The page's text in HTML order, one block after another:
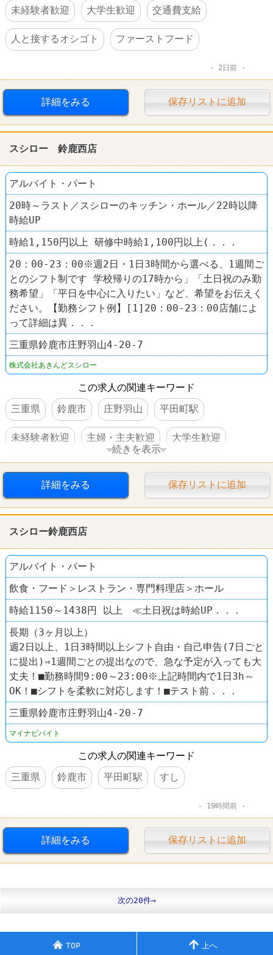
未経験者歓迎
大学生歓迎 交通費支給
人と接するオシゴト ファーストフード
2日前
詳細をみる 保存リストに追加
スシロー 鈴鹿西店
アルバイト・パート
20時～ラスト／スシローのキッチン・ホール／22時以降
時給UP
時給1,150円以上 研修中時給1,100円以上(．．．
20：00-23：00※週2日・1日3時間から選べる、1週間ご
とのシフト制です 学校帰りの17時から」「土日祝のみ勤
務希望」「平日を中心に入りたい」など、希望をお伝えく
ださい。【勤務シフト例】[1]20：00-23：00店舗によ
って詳細は異．．．
三重県鈴鹿市庄野羽山4-20-7
株式会社あきんどスシロー
この求人の関連キーワード
三重県
鈴鹿市 庄野羽山 平田町駅
未経験者歓迎 主婦・主夫歓迎 大学生歓迎
高校生OK 交通費支給 社員登用あり 駅チカ
禁煙・分煙
続きを表示
詳細をみる 保存リストに追加
スシロー鈴鹿西店
アルバイト・パート
飲食・フード＞レストラン・専門料理店＞ホール
時給1150～1438円 以上 ≪土日祝は時給UP．．．
長期（3ヶ月以上）
週2日以上、1日3時間以上シフト自由・自己申告(7日ごと
に提出)⇒1週間ごとの提出なので、急な予定が入っても大
丈夫！■勤務時間9:00～23:00※上記時間内で1日3h～
OK！■シフトを柔軟に対応します！■テスト前．．．
三重県鈴鹿市庄野羽山4-20-7
マイナビバイト
この求人の関連キーワード
三重県
鈴鹿市 平田町駅 すし
19時間前
詳細をみる 保存リストに追加
次の20件→
TOP 上へ